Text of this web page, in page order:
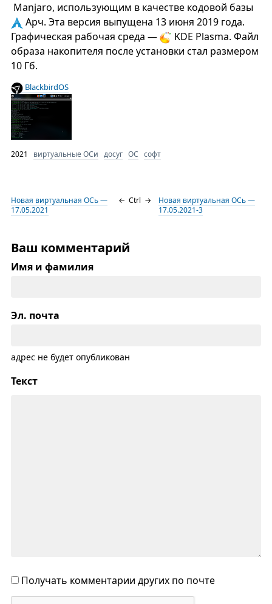
Manjaro, использующим в качестве кодовой базы
Арч. Эта версия выпущена 13 июня 2019 года.
Графическая рабочая среда —
KDE Plasma. Файл
образа накопителя после установки стал размером
10 Гб.
BlackbirdOS
2021 виртуальные ОСи досуг ОС софт
Новая виртуальная ОСь —
17.05.2021
← Ctrl →
Новая виртуальная ОСь —
17.05.2021-3
Ваш комментарий
Имя и фамилия
Эл. почта
адрес не будет опубликован
Текст
Получать комментарии других по почте